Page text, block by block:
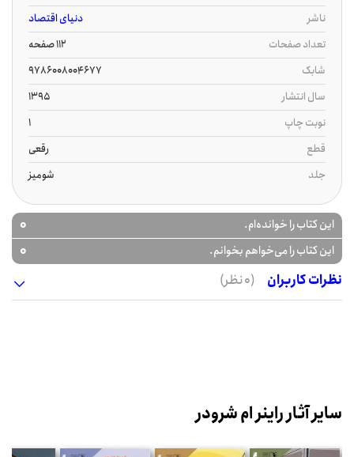
ناشر
دنیای اقتصاد
تعداد صفحات
112 صفحه
شابک
9786008004677
سال انتشار
1395
نوبت چاپ
1
قطع
رقعی
جلد
شومیز
این کتاب را خوانده‌ام. 0
این کتاب را می‌خواهم بخوانم.
0
نظرات کاربران
(0 نظر)
سایر آثار راینر ام شرودر